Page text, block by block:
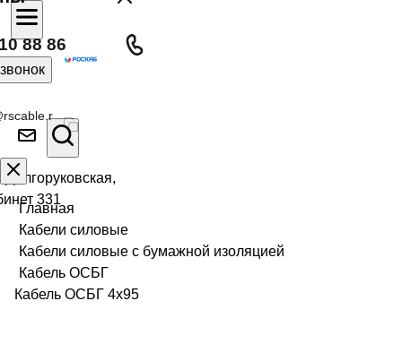
88 86
331
Главная
Кабели силовые
Кабели силовые с бумажной изоляцией
Кабель ОСБГ
Кабель ОСБГ 4х95